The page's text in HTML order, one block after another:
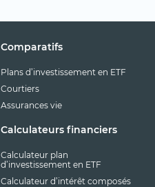
Comparatifs
Plans d’investissement en ETF
Courtiers
Assurances vie
Calculateurs financiers
Calculateur plan
d’investissement en ETF
Calculateur d’intérêt composés